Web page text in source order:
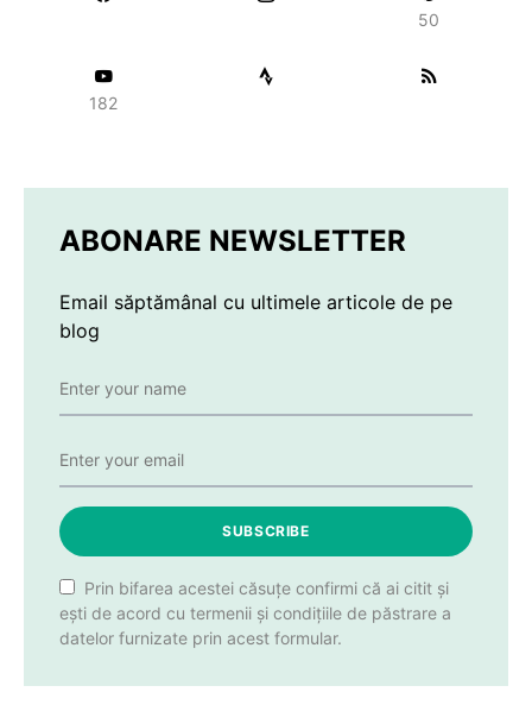
50
182
ABONARE NEWSLETTER
Email săptămânal cu ultimele articole de pe
blog
SUBSCRIBE
Prin bifarea acestei căsuțe confirmi că ai citit și
ești de acord cu termenii și condițiile de păstrare a
datelor furnizate prin acest formular.